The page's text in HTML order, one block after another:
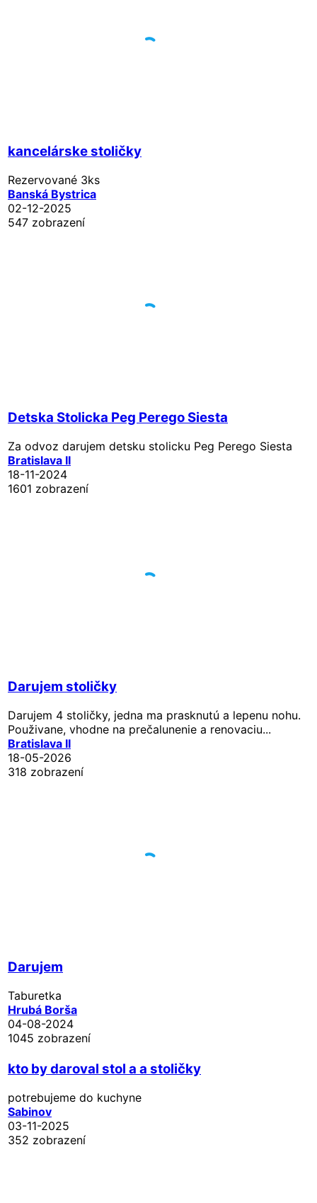
kancelárske stoličky
Rezervované 3ks
Banská Bystrica
02-12-2025
547 zobrazení
Detska Stolicka Peg Perego Siesta
Za odvoz darujem detsku stolicku Peg Perego Siesta
Bratislava II
18-11-2024
1601 zobrazení
Darujem stoličky
Darujem 4 stoličky, jedna ma prasknutú a lepenu nohu.
Použivane, vhodne na prečalunenie a renovaciu...
Bratislava II
18-05-2026
318 zobrazení
Darujem
Taburetka
Hrubá Borša
04-08-2024
1045 zobrazení
kto by daroval stol a a stoličky
potrebujeme do kuchyne
Sabinov
03-11-2025
352 zobrazení